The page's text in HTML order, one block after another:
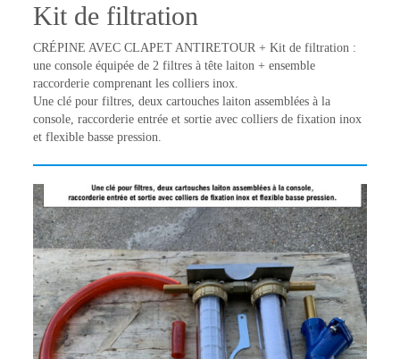
Kit de filtration
CRÉPINE AVEC CLAPET ANTIRETOUR + Kit de filtration :
une console équipée de 2 filtres à tête laiton + ensemble
raccorderie comprenant les colliers inox.
Une clé pour filtres, deux cartouches laiton assemblées à la
console, raccorderie entrée et sortie avec colliers de fixation inox
et flexible basse pression.